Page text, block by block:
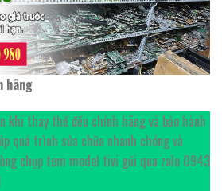
hãng
khi thay thế đều chính hãng và bảo hành
quá trình sửa chữa nhanh chóng và
chụp tem model tivi gủi qua zalo 0943